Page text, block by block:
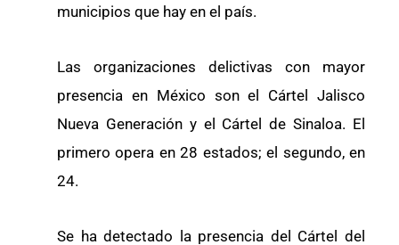
municipios que hay en el país.
Las organizaciones delictivas con mayor
presencia en México son el Cártel Jalisco
Nueva Generación y el Cártel de Sinaloa. El
primero opera en 28 estados; el segundo, en
24.
Se ha detectado la presencia del Cártel del